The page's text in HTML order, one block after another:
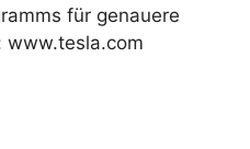
für genauere
www.tesla.com